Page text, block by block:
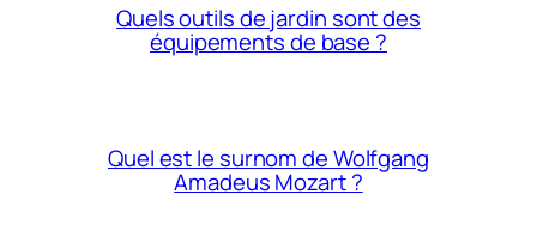
Quels outils de jardin sont des
équipements de base ?
Quel est le surnom de Wolfgang
Amadeus Mozart ?